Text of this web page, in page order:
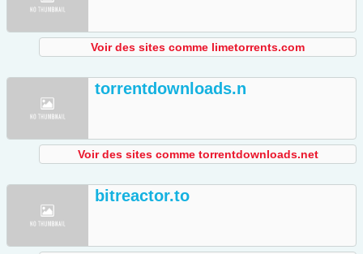
Voir des sites comme limetorrents.com
torrentdownloads.n
Voir des sites comme torrentdownloads.net
bitreactor.to